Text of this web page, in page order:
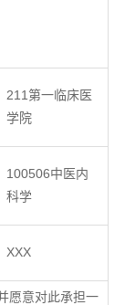
211第一临床医
学院
100506中医内
科学
XXX
愿意对此承担一